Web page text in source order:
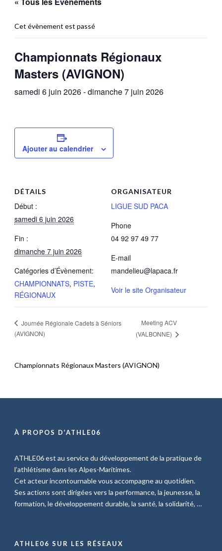
Cet évènement est passé
Championnats Régionaux
Masters (AVIGNON)
samedi 6 juin 2026-dimanche 7 juin 2026
Ajouter au calendrier
DÉTAILS
Début :
samedi 6 juin 2026
Fin :
dimanche 7 juin 2026
Catégories d’Évènement:
CHAMPIONNATS, PISTE,
RÉGIONAUX
ORGANISATEUR
LIGUE SUD PACA
Phone
04 92 97 49 77
E-mail
mandelieu@lapaca.fr
Voir le site Organisateur
Journée Régionale Cadets à Séniors
(AVIGNON)
Meeting ACV
(VALBONNE)
Championnats Régionaux Masters (AVIGNON)
À PROPOS D’ATHLE06
ATHLE06 est au service du développement de la pratique de
l’athlétisme dans les Alpes-Maritimes.
Cet acteur incontournable vous accompagne au quotidien.
Ses actions sont dirigées vers la performance, la jeunesse, la
formation, le développement durable, la santé, la solidarité, …
ATHLE06 SUR LES RÉSEAUX